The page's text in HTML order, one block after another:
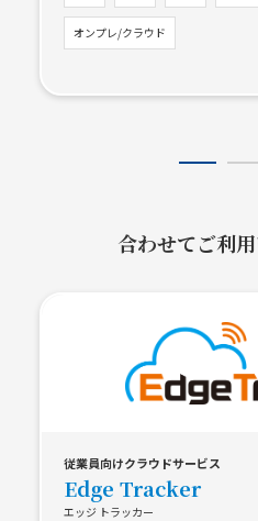
オンプレ/クラウド
合わせてご利
従業員向けクラウドサービス
Edge Tracker
エッジ トラッカー